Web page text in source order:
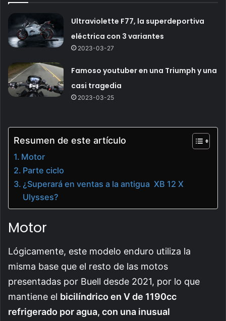
Ultraviolette F77, la superdeportiva
eléctrica con 3 variantes
2023-03-27
Famoso youtuber en una Triumph y una
casi tragedia
2023-03-25
Resumen de este artículo
Motor
Parte ciclo
¿Superará en ventas a la antigua XB 12 X
Ulysses?
Motor
Lógicamente, este modelo enduro utiliza la
misma base que el resto de las motos
presentadas por Buell desde 2021, por lo que
mantiene el bicilíndrico en V de 1190cc
refrigerado por agua, con una inusual